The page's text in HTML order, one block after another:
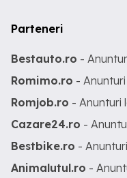
Parteneri
Bestauto.ro -
Romimo.ro -
Romjob.ro - Anunturi
Cazare24.ro -
Bestbike.ro -
Animalutul.ro -